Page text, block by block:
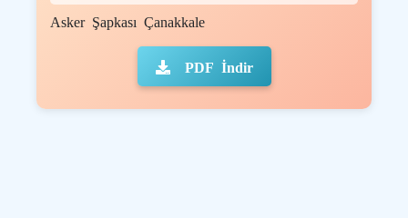
Asker Şapkası Çanakkale
PDF İndir